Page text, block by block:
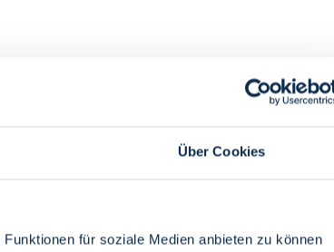
Über Cookies
für soziale Medien anbieten zu können